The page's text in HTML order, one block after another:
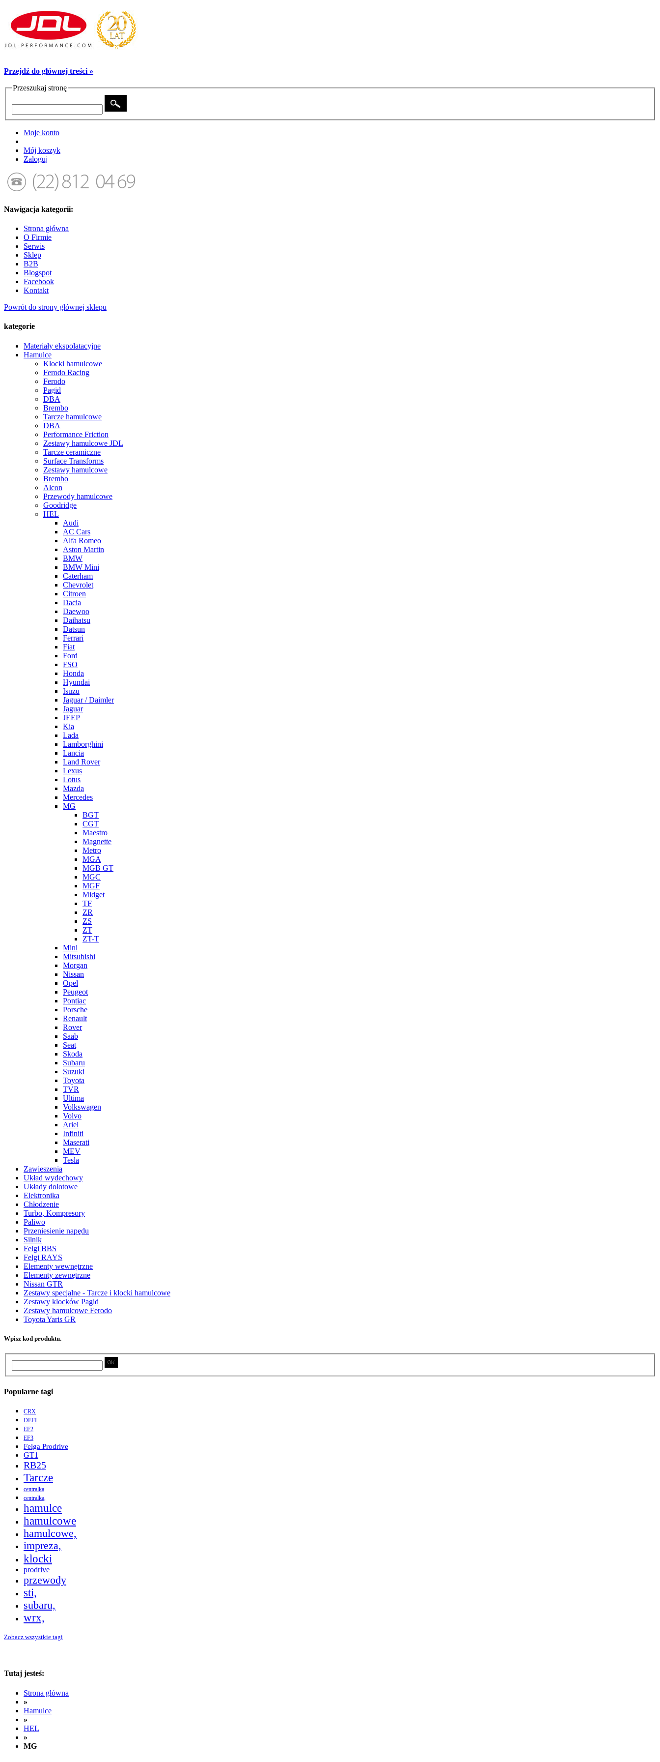
Przejdź do głównej treści »
Przeszukaj stronę
Moje konto
Mój koszyk
Zaloguj
Nawigacja kategorii:
Strona główna
O Firmie
Serwis
Sklep
B2B
Blogspot
Facebook
Kontakt
Powrót do strony głównej sklepu
kategorie
Materiały ekspolatacyjne
Hamulce
Klocki hamulcowe
Ferodo Racing
Ferodo
Pagid
DBA
Brembo
Tarcze hamulcowe
DBA
Performance Friction
Zestawy hamulcowe JDL
Tarcze ceramiczne
Surface Transforms
Zestawy hamulcowe
Brembo
Alcon
Przewody hamulcowe
Goodridge
HEL
Audi
AC Cars
Alfa Romeo
Aston Martin
BMW
BMW Mini
Caterham
Chevrolet
Citroen
Dacia
Daewoo
Daihatsu
Datsun
Ferrari
Fiat
Ford
FSO
Honda
Hyundai
Isuzu
Jaguar / Daimler
Jaguar
JEEP
Kia
Lada
Lamborghini
Lancia
Land Rover
Lexus
Lotus
Mazda
Mercedes
MG
BGT
CGT
Maestro
Magnette
Metro
MGA
MGB GT
MGC
MGF
Midget
TF
ZR
ZS
ZT
ZT-T
Mini
Mitsubishi
Morgan
Nissan
Opel
Peugeot
Pontiac
Porsche
Renault
Rover
Saab
Seat
Skoda
Subaru
Suzuki
Toyota
TVR
Ultima
Volkswagen
Volvo
Ariel
Infiniti
Maserati
MEV
Tesla
Zawieszenia
Układ wydechowy
Układy dolotowe
Elektronika
Chłodzenie
Turbo, Kompresory
Paliwo
Przeniesienie napędu
Silnik
Felgi BBS
Felgi RAYS
Elementy wewnętrzne
Elementy zewnętrzne
Nissan GTR
Zestawy specjalne - Tarcze i klocki hamulcowe
Zestawy klocków Pagid
Zestawy hamulcowe Ferodo
Toyota Yaris GR
Wpisz kod produktu.
Popularne tagi
CRX
DEFI
EF2
EF3
Felga Prodrive
GT1
RB25
Tarcze
centralka
centralka,
hamulce
hamulcowe
hamulcowe,
impreza,
klocki
prodrive
przewody
sti,
subaru,
wrx,
Zobacz wszystkie tagi
Tutaj jesteś:
Strona główna
»
Hamulce
»
HEL
»
MG